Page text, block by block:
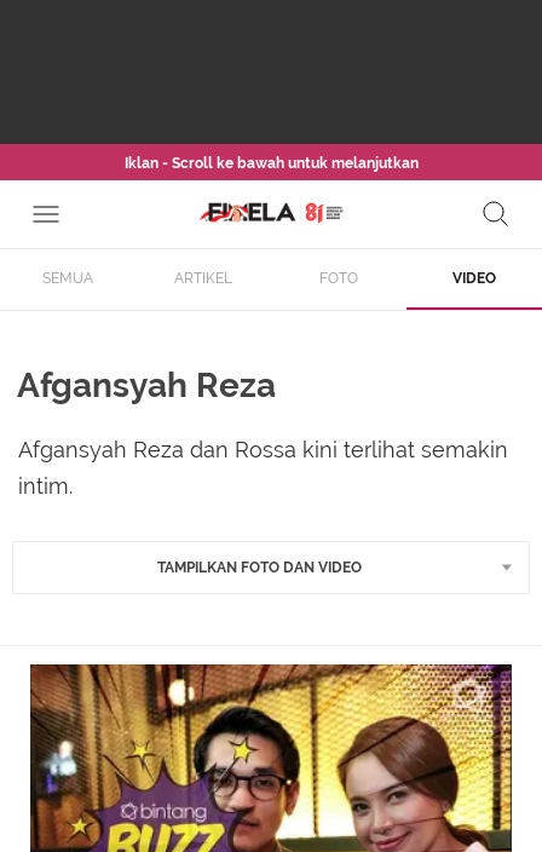
Iklan - Scroll ke bawah untuk melanjutkan
SEMUA ARTIKEL FOTO VIDEO
Afgansyah Reza
Afgansyah Reza dan Rossa kini terlihat semakin
intim.
TAMPILKAN FOTO DAN VIDEO